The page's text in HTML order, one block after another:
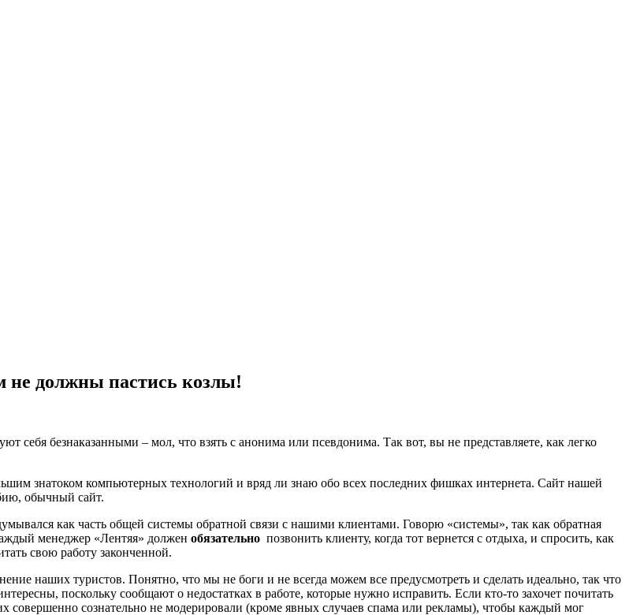
не должны пастись козлы!
себя безнаказанными – мол, что взять с анонима или псевдонима. Так вот, вы не представляете, как легко
знатоком компьютерных технологий и вряд ли знаю обо всех последних фишках интернета. Сайт нашей
обычный сайт.
как часть общей системы обратной связи с нашими клиентами. Говорю «системы», так как обратная
менеджер «Лентяя» должен обязательно позвонить клиенту, когда тот вернется с отдыха, и спросить, как
свою работу законченной.
наших туристов. Понятно, что мы не боги и не всегда можем все предусмотреть и сделать идеально, так что
поскольку сообщают о недостатках в работе, которые нужно исправить. Если кто-то захочет почитать
сознательно не модерировали (кроме явных случаев спама или рекламы), чтобы каждый мог